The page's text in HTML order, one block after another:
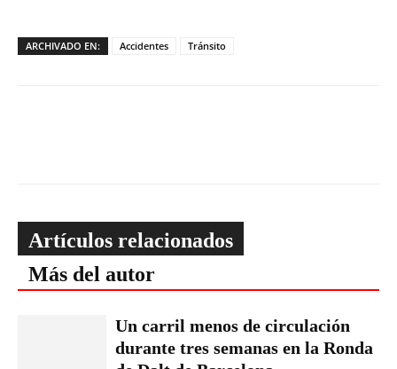
ARCHIVADO EN: Accidentes Tránsito
Artículos relacionados
Más del autor
Un carril menos de circulación
durante tres semanas en la Ronda